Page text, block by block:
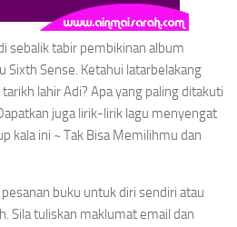
sebalik tabir pembikinan album
Sixth Sense. Ketahui latarbelakang
lahir Adi? Apa yang paling ditakuti
juga lirik-lirik lagu menyengat
kala ini ~ Tak Bisa Memilihmu dan
buku untuk diri sendiri atau
Sila tuliskan maklumat email dan